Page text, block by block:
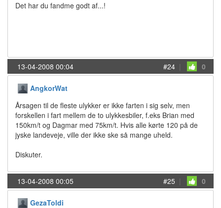
Det har du fandme godt af...!
13-04-2008 00:04 #24 | 0
AngkorWat
Årsagen til de fleste ulykker er ikke farten i sig selv, men
forskellen i fart mellem de to ulykkesbiler, f.eks Brian med
150km/t og Dagmar med 75km/t. Hvis alle kørte 120 på de
jyske landeveje, ville der ikke ske så mange uheld.
Diskuter.
13-04-2008 00:05 #25 | 0
GezaToldi